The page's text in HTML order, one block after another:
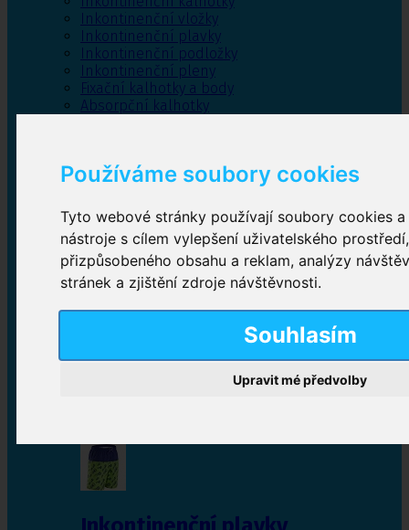
Používáme soubory cookies
Tyto webové stránky používají soubory cookies
nástroje s cílem vylepšení uživatelského
přizpůsobeného obsahu a reklam, analýzy
stránek a zjištění zdroje návštěvnosti.
Souhlasím
Upravit mé předvolby
Inkontinenční vložky
Inkontinenční plavky
Inkontinenční podložky
Inkontinenční pleny
Fixační kalhotky a body
Absorpční kalhotky
Inkontinenční kalhotky
Plenkové kalhotky navlékací,Plenkové kalhotky
zalepovací,Inkontinenční kalhotky dámské
Inkontinenční vložky